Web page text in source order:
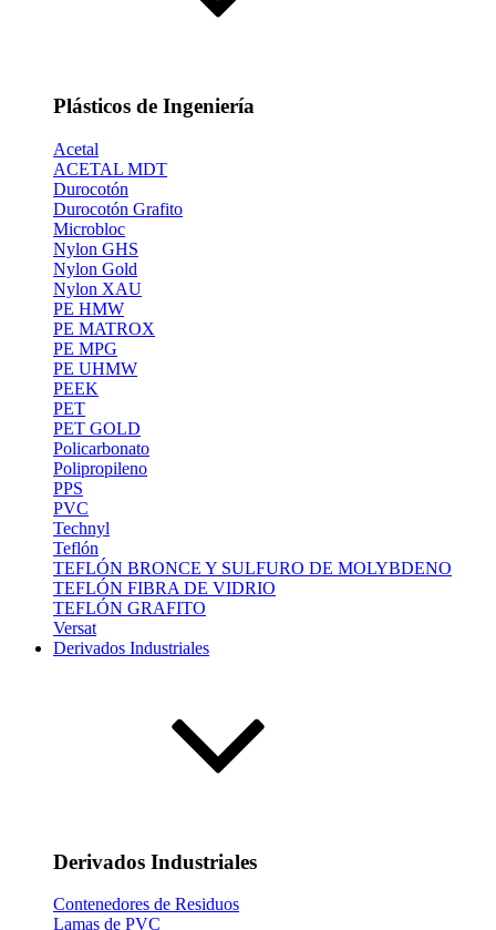
Plásticos de Ingeniería
Acetal
ACETAL MDT
Durocotón
Durocotón Grafito
Microbloc
Nylon GHS
Nylon Gold
Nylon XAU
PE HMW
PE MATROX
PE MPG
PE UHMW
PEEK
PET
PET GOLD
Policarbonato
Polipropileno
PPS
PVC
Technyl
Teflón
TEFLÓN BRONCE Y SULFURO DE MOLYBDENO
TEFLÓN FIBRA DE VIDRIO
TEFLÓN GRAFITO
Versat
Derivados Industriales
Derivados Industriales
Contenedores de Residuos
Lamas de PVC